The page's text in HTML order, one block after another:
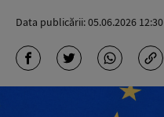
Data publicării:05.06.2026 12:30